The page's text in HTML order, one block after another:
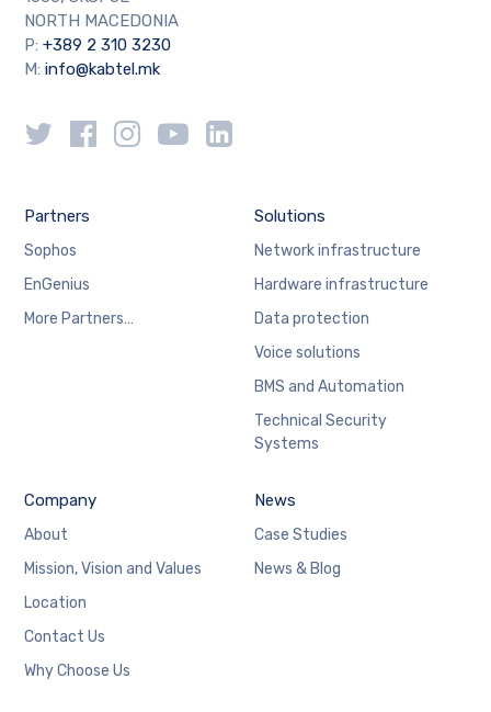
NORTH MACEDONIA
P: +389 2 310 3230
M:info@kabtel.mk
Partners
Sophos
EnGenius
More Partners…
Solutions
Network infrastructure
Hardware infrastructure
Data protection
Voice solutions
BMS and Automation
Technical Security
Systems
Company
About
Mission, Vision and Values
Location
Contact Us
Why Choose Us
News
Case Studies
News & Blog